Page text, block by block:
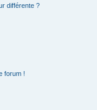
différente ?
forum !